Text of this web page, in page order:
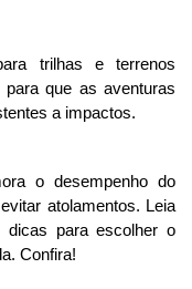
trilhas e terrenos
que as aventuras
a impactos.
o desempenho do
atolamentos. Leia
para escolher o
Confira!